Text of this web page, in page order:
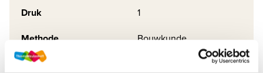
Druk
1
Methode
Bouwkunde
Soort uitgave